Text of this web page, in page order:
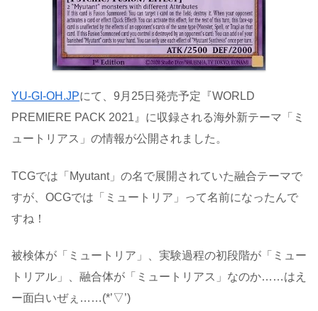
YU-GI-OH.JPにて、9月25日発売予定『WORLD
PREMIERE PACK 2021』に収録される海外新テーマ「ミ
ュートリアス」の情報が公開されました。
TCGでは「Myutant」の名で展開されていた融合テーマで
すが、OCGでは「ミュートリア」って名前になったんで
すね！
被検体が「ミュートリア」、実験過程の初段階が「ミュー
トリアル」、融合体が「ミュートリアス」なのか……はえ
ー面白いぜぇ……(*’▽’)